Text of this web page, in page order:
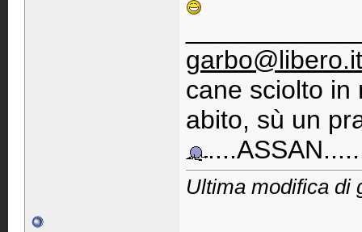
garbo@libero.it
cane sciolto in
abito, sù un
Ultima modifica di